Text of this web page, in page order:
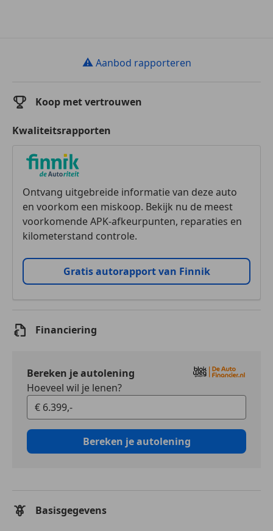
⚠ Aanbod rapporteren
Koop met vertrouwen
Kwaliteitsrapporten
Ontvang uitgebreide informatie van deze auto
en voorkom een miskoop. Bekijk nu de meest
voorkomende APK-afkeurpunten, reparaties en
kilometerstand controle.
Gratis autorapport van Finnik
Financiering
Bereken je autolening
Hoeveel wil je lenen?
Bereken je autolening
Basisgegevens